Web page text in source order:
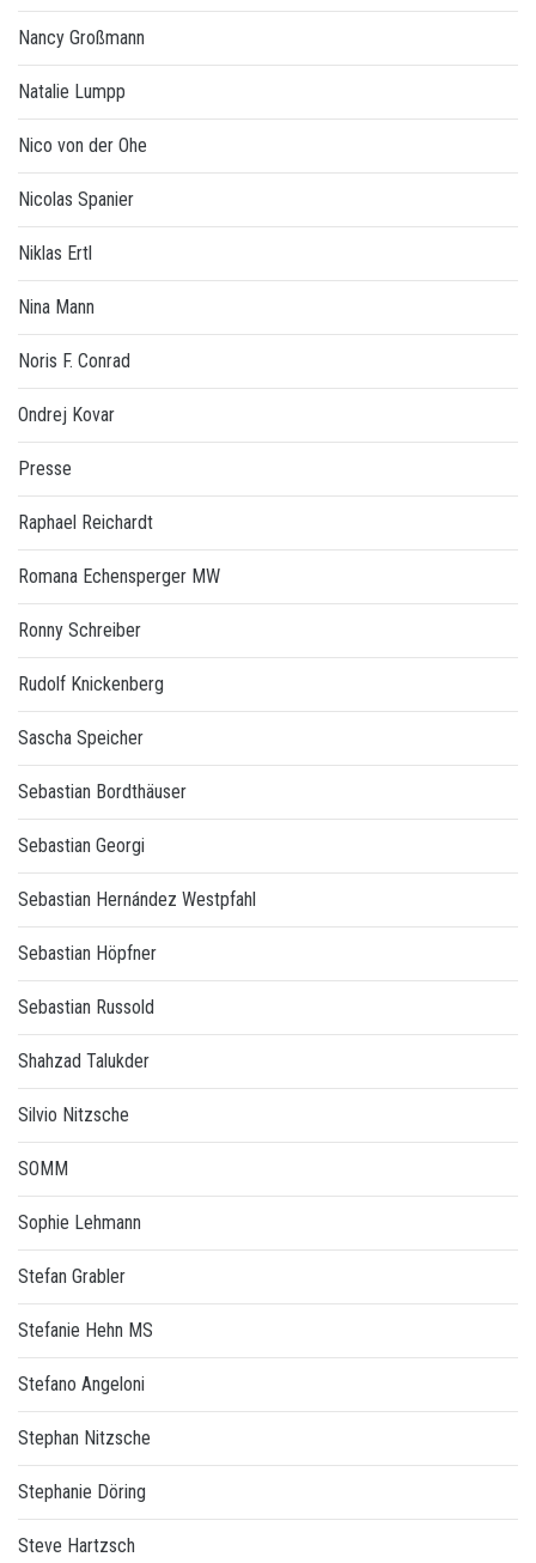
Nancy Großmann
Natalie Lumpp
Nico von der Ohe
Nicolas Spanier
Niklas Ertl
Nina Mann
Noris F. Conrad
Ondrej Kovar
Presse
Raphael Reichardt
Romana Echensperger MW
Ronny Schreiber
Rudolf Knickenberg
Sascha Speicher
Sebastian Bordthäuser
Sebastian Georgi
Sebastian Hernández Westpfahl
Sebastian Höpfner
Sebastian Russold
Shahzad Talukder
Silvio Nitzsche
SOMM
Sophie Lehmann
Stefan Grabler
Stefanie Hehn MS
Stefano Angeloni
Stephan Nitzsche
Stephanie Döring
Steve Hartzsch